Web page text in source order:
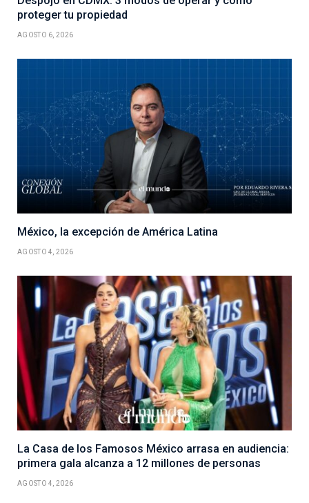
proteger tu propiedad
AGOSTO 6, 2026
México, la excepción de América Latina
AGOSTO 4, 2026
La Casa de los Famosos México arrasa en audiencia:
primera gala alcanza a 12 millones de personas
AGOSTO 4, 2026